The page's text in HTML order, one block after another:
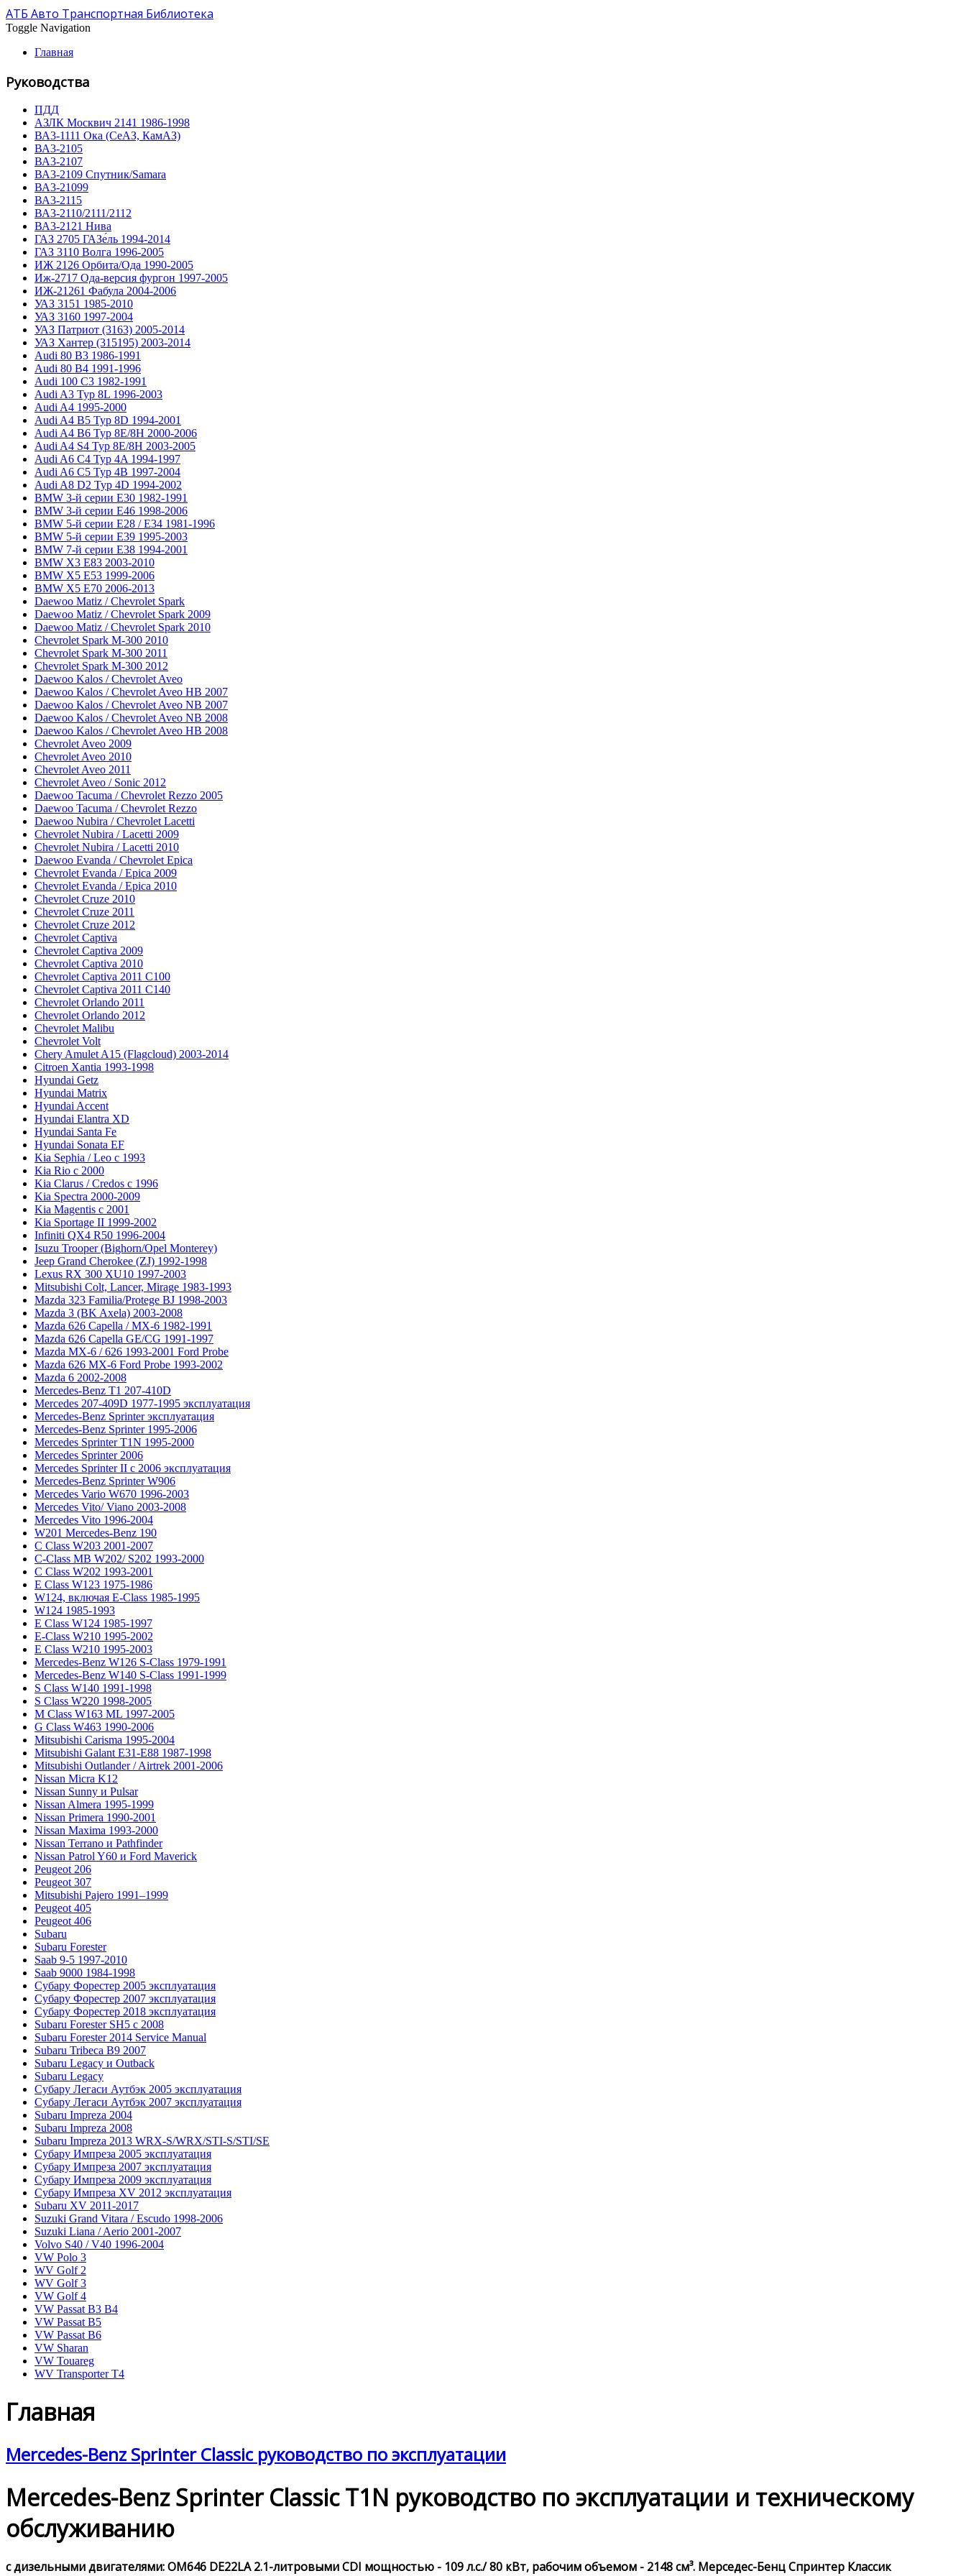
АТБ Авто Транспортная Библиотека
Toggle Navigation
Главная
Руководства
ПДД
АЗЛК Москвич 2141 1986-1998
ВА3-1111 Ока (СеАЗ, КамАЗ)
ВА3-2105
ВА3-2107
ВА3-2109 Спутник/Samara
ВА3-21099
ВА3-2115
ВА3-2110/2111/2112
ВА3-2121 Нива
ГАЗ 2705 ГАЗе́ль 1994-2014
ГАЗ 3110 Волга 1996-2005
ИЖ 2126 Орбита/Ода 1990-2005
Иж-2717 Ода-версия фургон 1997-2005
ИЖ-21261 Фабула 2004-2006
УАЗ 3151 1985-2010
УАЗ 3160 1997-2004
УАЗ Патриот (3163) 2005-2014
УАЗ Хантер (315195) 2003-2014
Audi 80 B3 1986-1991
Audi 80 B4 1991-1996
Audi 100 C3 1982-1991
Audi A3 Typ 8L 1996-2003
Audi A4 1995-2000
Audi A4 B5 Typ 8D 1994-2001
Audi A4 B6 Typ 8E/8H 2000-2006
Audi A4 S4 Typ 8E/8H 2003-2005
Audi A6 C4 Typ 4A 1994-1997
Audi A6 C5 Typ 4B 1997-2004
Audi A8 D2 Typ 4D 1994-2002
BMW 3-й серии E30 1982-1991
BMW 3-й серии E46 1998-2006
BMW 5-й серии E28 / E34 1981-1996
BMW 5-й серии E39 1995-2003
BMW 7-й серии E38 1994-2001
BMW X3 E83 2003-2010
BMW X5 E53 1999-2006
BMW X5 E70 2006-2013
Daewoo Matiz / Chevrolet Spark
Daewoo Matiz / Chevrolet Spark 2009
Daewoo Matiz / Chevrolet Spark 2010
Chevrolet Spark M-300 2010
Chevrolet Spark M-300 2011
Chevrolet Spark M-300 2012
Daewoo Kalos / Chevrolet Aveo
Daewoo Kalos / Chevrolet Aveo HB 2007
Daewoo Kalos / Chevrolet Aveo NB 2007
Daewoo Kalos / Chevrolet Aveo NB 2008
Daewoo Kalos / Chevrolet Aveo HB 2008
Chevrolet Aveo 2009
Chevrolet Aveo 2010
Chevrolet Aveo 2011
Chevrolet Aveo / Sonic 2012
Daewoo Tacuma / Chevrolet Rezzo 2005
Daewoo Tacuma / Chevrolet Rezzo
Daewoo Nubira / Chevrolet Lacetti
Chevrolet Nubira / Lacetti 2009
Chevrolet Nubira / Lacetti 2010
Daewoo Evanda / Chevrolet Epica
Chevrolet Evanda / Epica 2009
Chevrolet Evanda / Epica 2010
Chevrolet Cruze 2010
Chevrolet Cruze 2011
Chevrolet Cruze 2012
Chevrolet Captiva
Chevrolet Captiva 2009
Chevrolet Captiva 2010
Chevrolet Captiva 2011 C100
Chevrolet Captiva 2011 C140
Chevrolet Orlando 2011
Chevrolet Orlando 2012
Chevrolet Malibu
Chevrolet Volt
Chery Amulet A15 (Flagcloud) 2003-2014
Citroen Xantia 1993-1998
Hyundai Getz
Hyundai Matrix
Hyundai Accent
Hyundai Elantra XD
Hyundai Santa Fe
Hyundai Sonata EF
Kia Sephia / Leo с 1993
Kia Rio с 2000
Kia Clarus / Credos с 1996
Kia Spectra 2000-2009
Kia Magentis с 2001
Kia Sportage II 1999-2002
Infiniti QX4 R50 1996-2004
Isuzu Trooper (Bighorn/Opel Monterey)
Jeep Grand Cherokee (ZJ) 1992-1998
Lexus RX 300 XU10 1997-2003
Mitsubishi Colt, Lancer, Mirage 1983-1993
Mazda 323 Familia/Protege BJ 1998-2003
Mazda 3 (BK Axela) 2003-2008
Mazda 626 Capella / MX-6 1982-1991
Mazda 626 Capella GE/CG 1991-1997
Mazda MX-6 / 626 1993-2001 Ford Probe
Mazda 626 MX-6 Ford Probe 1993-2002
Mazda 6 2002-2008
Mercedes-Benz T1 207-410D
Mercedes 207-409D 1977-1995 эксплуатация
Mercedes-Benz Sprinter эксплуатация
Mercedes-Benz Sprinter 1995-2006
Mercedes Sprinter T1N 1995-2000
Mercedes Sprinter 2006
Mercedes Sprinter II с 2006 эксплуатация
Mercedes-Benz Sprinter W906
Mercedes Vario W670 1996-2003
Mercedes Vito/ Viano 2003-2008
Mercedes Vito 1996-2004
W201 Mercedes-Benz 190
C Class W203 2001-2007
C-Class MB W202/ S202 1993-2000
C Class W202 1993-2001
E Class W123 1975-1986
W124, включая E-Class 1985-1995
W124 1985-1993
E Class W124 1985-1997
E-Class W210 1995-2002
E Class W210 1995-2003
Mercedes-Benz W126 S-Class 1979-1991
Mercedes-Benz W140 S-Class 1991-1999
S Class W140 1991-1998
S Class W220 1998-2005
M Class W163 ML 1997-2005
G Class W463 1990-2006
Mitsubishi Carisma 1995-2004
Mitsubishi Galant E31-E88 1987-1998
Mitsubishi Outlander / Airtrek 2001-2006
Nissan Micra K12
Nissan Sunny и Pulsar
Nissan Almera 1995-1999
Nissan Primera 1990-2001
Nissan Maxima 1993-2000
Nissan Terrano и Pathfinder
Nissan Patrol Y60 и Ford Maverick
Peugeot 206
Peugeot 307
Mitsubishi Pajero 1991–1999
Peugeot 405
Peugeot 406
Subaru
Subaru Forester
Saab 9-5 1997-2010
Saab 9000 1984-1998
Субару Форестер 2005 эксплуатация
Субару Форестер 2007 эксплуатация
Субару Форестер 2018 эксплуатация
Subaru Forester SH5 с 2008
Subaru Forester 2014 Service Manual
Subaru Tribeca В9 2007
Subaru Legacy и Outback
Subaru Legacy
Субару Легаси Аутбэк 2005 эксплуатация
Субару Легаси Аутбэк 2007 эксплуатация
Subaru Impreza 2004
Subaru Impreza 2008
Subaru Impreza 2013 WRX-S/WRX/STI-S/STI/SE
Субару Импреза 2005 эксплуатация
Субару Импреза 2007 эксплуатация
Субару Импреза 2009 эксплуатация
Субару Импреза XV 2012 эксплуатация
Subaru XV 2011-2017
Suzuki Grand Vitara / Escudo 1998-2006
Suzuki Liana / Aerio 2001-2007
Volvo S40 / V40 1996-2004
VW Polo 3
WV Golf 2
WV Golf 3
VW Golf 4
VW Passat B3 B4
VW Passat B5
VW Passat B6
VW Sharan
VW Touareg
WV Transporter T4
Главная
Mercedes-Benz Sprinter Classic руководство по эксплуатации
Mercedes-Benz Sprinter Classic T1N руководство по эксплуатации и техническому
обслуживанию
с дизельными двигателями: OM646 DE22LA 2.1-литровыми CDI мощностью - 109 л.с./ 80 кВт, рабочим объемом - 2148 см³. Мерседес-Бенц Спринтер Классик